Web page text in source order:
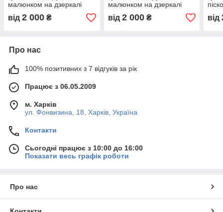
малюнком на дзеркалі
від 2 000 ₴
малюнком на дзеркалі
від 2 000₴ від
Про нас
100% позитивних з 7 відгуків за рік
Працює з 06.05.2009
м. Харків
ул. Фонвизина, 18, Харків, Україна
Контакти
Сьогодні працює з 10:00 до 16:00
Показати весь графік роботи
Про нас